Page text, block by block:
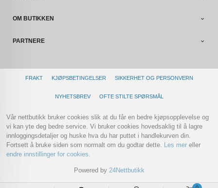
OM BUTIKKEN
PARTNERE
FRAKT KJØPSBETINGELSER SIKKERHET OG PERSONVERN
NYHETSBREV OFTE STILTE SPØRSMÅL
Vår nettbutikk bruker cookies slik at du får en bedre kjøpsopplevelse og
vi kan yte deg bedre service. Vi bruker cookies hovedsaklig til å lagre
innloggingsdetaljer og huske hva du har puttet i handlekurven din.
Fortsett å bruke siden som normalt om du godtar dette. Les mer eller
endre innstillinger for cookies.
Powered by 24Nettbutikk